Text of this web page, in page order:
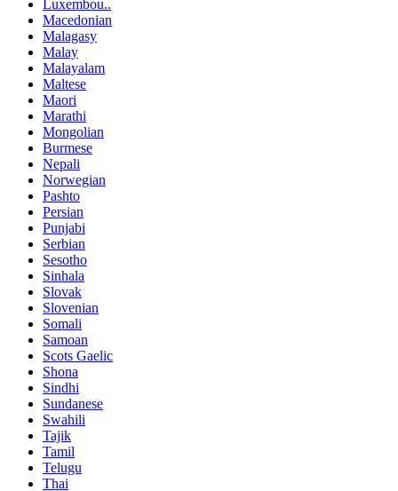
Luxembou..
Macedonian
Malagasy
Malay
Malayalam
Maltese
Maori
Marathi
Mongolian
Burmese
Nepali
Norwegian
Pashto
Persian
Punjabi
Serbian
Sesotho
Sinhala
Slovak
Slovenian
Somali
Samoan
Scots Gaelic
Shona
Sindhi
Sundanese
Swahili
Tajik
Tamil
Telugu
Thai